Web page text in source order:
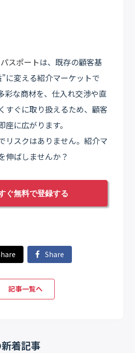
スポートは、既存の顧客基
に変える紹介マーケットで
彩な商材を、仕入れ交渉や直
すぐに取り扱えるため、顧客
に広がります。
リスクはありません。紹介マ
伸ばしませんか？
ぐ無料で登録する
Share
記事一覧へ
着記事